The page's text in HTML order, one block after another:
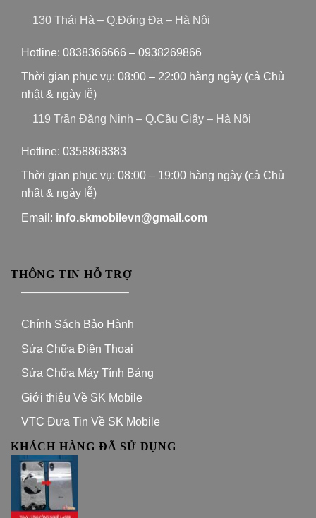
130 Thái Hà – Q.Đống Đa – Hà Nội
Hotline: 0838366666 – 0938269866
Thời gian phục vụ: 08:00 – 22:00 hàng ngày (cả Chủ
nhật & ngày lễ)
119 Trần Đăng Ninh – Q.Cầu Giấy – Hà Nội
Hotline: 0358868383
Thời gian phục vụ: 08:00 – 19:00 hàng ngày (cả Chủ
nhật & ngày lễ)
Email: info.skmobilevn@gmail.com
THÔNG TIN HỖ TRỢ
—————————–
Chính Sách Bảo Hành
Sửa Chữa Điện Thoại
Sửa Chữa Máy Tính Bảng
Giới thiệu Về SK Mobile
VTC Đưa Tin Về SK Mobile
KHÁCH HÀNG ĐÃ SỬ DỤNG